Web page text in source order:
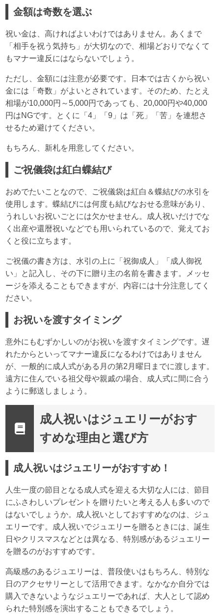
金額は奇数を選ぶ
祝い金は、高ければよいわけではありません。あくまで
「相手を祝う気持ち」が大切なので、相場どおりでなくて
もマナー違反にはならないでしょう。
ただし、金額には注意が必要です。日本では古くから祝い
金には「奇数」がよいとされています。そのため、たとえ
相場が10,000円～5,000円であっても、20,000円や40,000
円はNGです。とくに「4」「9」は「死」「苦」を連想さ
せるため避けてください。
もちろん、新札を用意してください。
ご祝儀袋は紅白蝶結び
おめでたいことなので、ご祝儀袋は紅白＆蝶結びの水引を
使用します。蝶結びには何度も結びなおせる意味があり、
うれしいお祝いごとには欠かせません。成人祝いだけでな
く出産や還暦祝いなどでも用いられているので、覚えてお
くと役に立ちます。
ご祝儀の書き方は、水引の上に「祝御成人」「成人御祝
い」と記入し、その下に贈り主の名前を書きます。メッセ
ージを添えることもできますが、内容には十分注意してく
ださい。
お祝いを渡すタイミング
意外にもむずかしいのがお祝いを渡すタイミングです。遅
れたからといってマナー違反になるわけではありません
が、一般的に成人式がある月の第2月曜日までに渡します。
遠方に住んでいる祖父母や親戚の場合、成人式に間に合う
ように郵送しましょう。
成人祝いはジュエリーがおす
すめな理由と選び方
成人祝いはジュエリーがおすすめ！
人生一度の節目となる成人式を迎える大切な人には、節目
にふさわしいプレゼントを贈りたいと考える人も多いので
はないでしょうか。成人祝いとしておすすめなのは、ジュ
エリーです。成人祝いでジュエリーを贈るときには、誕生
日やクリスマスなどとは異なる、特別感があるジュエリー
を贈るのがおすすめです。
高級感のあるジュエリーは、普段使いはもちろん、特別な
日のアクセサリーとして活用できます。なかなか自分では
購入できないようなジュエリーであれば、大人として認め
られた特別感を演出することもできるでしょう。